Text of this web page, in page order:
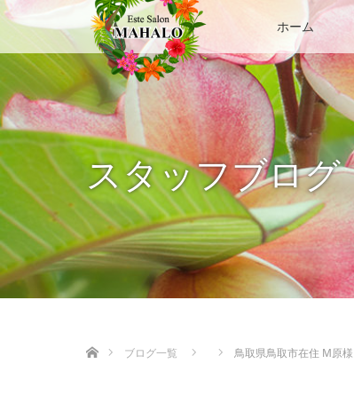
ホーム
スタッフブログ
ブログ一覧
鳥取県鳥取市在住 M原様